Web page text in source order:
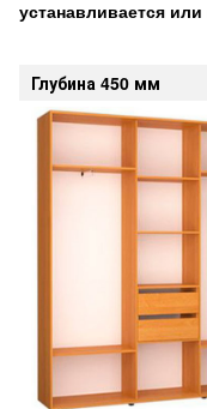
устанавливается или
Глубина 450 мм